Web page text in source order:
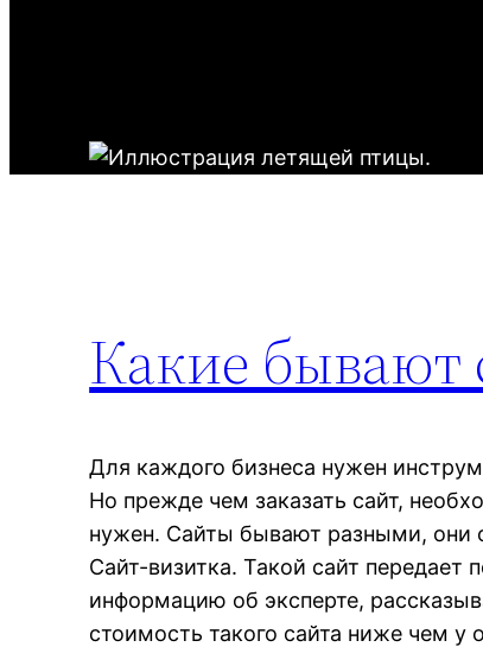
Какие бывают
Для каждого бизнеса нужен
Но прежде чем заказать сайт,
нужен. Сайты бывают разными, они
Сайт-визитка. Такой сайт передает
информацию об эксперте,
стоимость такого сайта ниже чем у